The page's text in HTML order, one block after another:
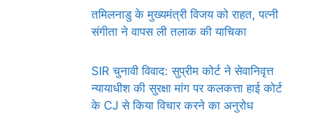
तमिलनाडु के मुख्यमंत्री विजय को राहत, पत्नी
संगीता ने वापस ली तलाक की याचिका
SIR चुनावी विवाद: सुप्रीम कोर्ट ने सेवानिवृत्त
न्यायाधीश की सुरक्षा मांग पर कलकत्ता हाई कोर्ट
के CJ से किया विचार करने का अनुरोध